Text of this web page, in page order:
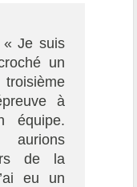
« Je suis
un
à
équipe.
aurions
de la
eu un